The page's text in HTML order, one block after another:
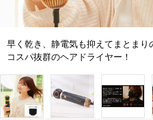
早く乾き、静電気も抑えてまとまり
コスパ抜群のヘアドライヤー！